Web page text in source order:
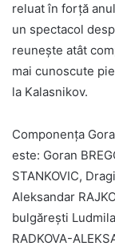
reluat în forță
un spectacol
reunește atât
mai cunoscute
la Kalasnikov.
Componența
este: Goran
STANKOVIC,
Aleksandar
bulgărești
RADKOVA-